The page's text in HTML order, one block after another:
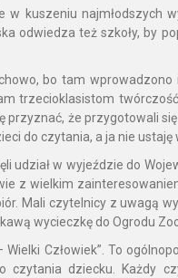
w kuszeniu najmłodszych
odwiedza też szkoły, by
bo tam
trzecioklasistom
przyznać, że przygotowali
do czytania, a ja nie ustaję
udział w wyjeździe do
z wielkim
Mali czytelnicy z uwagą
wycieczkę do Ogrodu
Wielki Człowiek”. To
czytania dziecku. Każdy